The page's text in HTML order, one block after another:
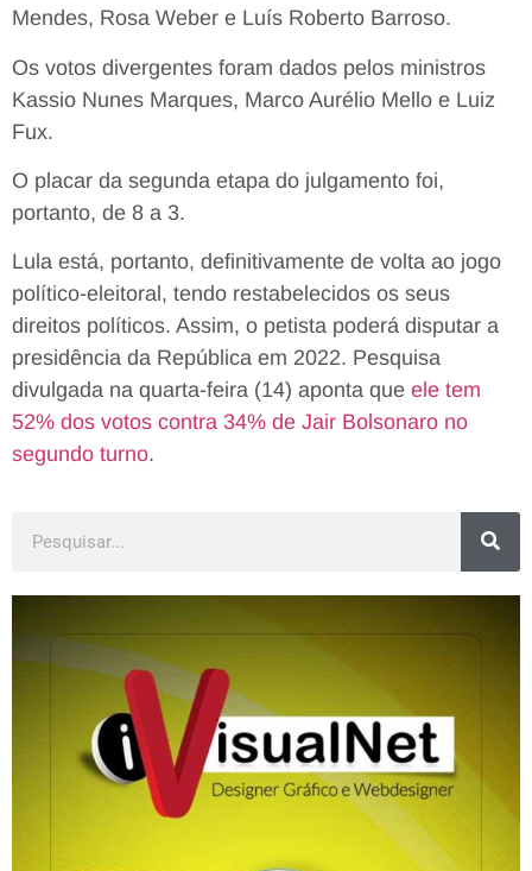
Mendes, Rosa Weber e Luís Roberto Barroso.
Os votos divergentes foram dados pelos ministros
Kassio Nunes Marques, Marco Aurélio Mello e Luiz
Fux.
O placar da segunda etapa do julgamento foi,
portanto, de 8 a 3.
Lula está, portanto, definitivamente de volta ao jogo
político-eleitoral, tendo restabelecidos os seus
direitos políticos. Assim, o petista poderá disputar a
presidência da República em 2022. Pesquisa
divulgada na quarta-feira (14) aponta que ele tem
52% dos votos contra 34% de Jair Bolsonaro no
segundo turno.